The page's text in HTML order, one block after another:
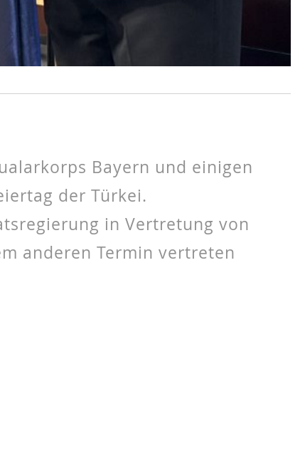
Bayern und einigen
der Türkei.
in Vertretung von
anderen Termin vertreten